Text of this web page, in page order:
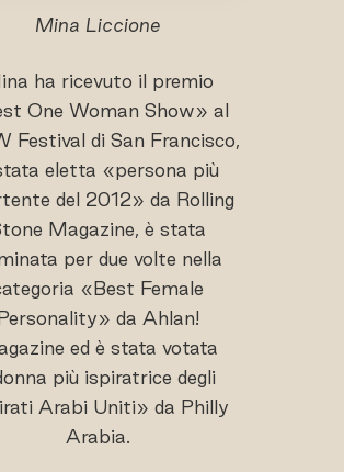
Mina Liccione
ha ricevuto il premio
One Woman Show» al
Festival di San Francisco,
eletta «persona più
del 2012» da Rolling
Magazine, è stata
per due volte nella
«Best Female
da Ahlan!
ed è stata votata
più ispiratrice degli
Arabi Uniti» da Philly
Arabia.